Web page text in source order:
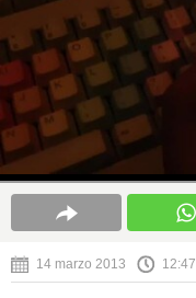
14 marzo 2013 12:47